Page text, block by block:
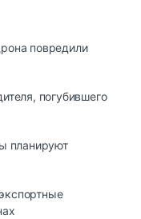
повредили
погубившего
планируют